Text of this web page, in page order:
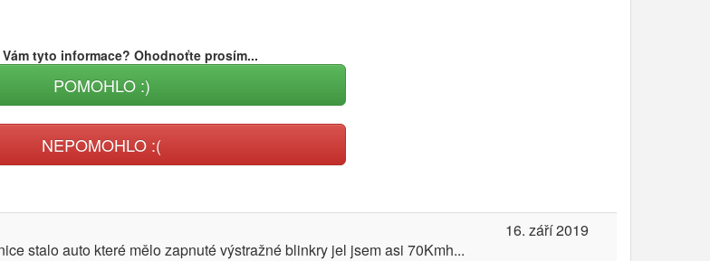
tyto informace? Ohodnoťte prosím...
POMOHLO :)
NEPOMOHLO :(
stalo auto které mělo zapnuté výstražné blinkry jel jsem asi 70Kmh...
16. září 2019